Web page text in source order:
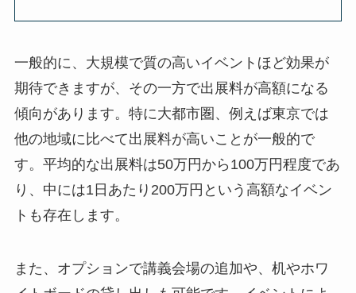
一般的に、大規模で質の高いイベントほど効果が
期待できますが、その一方で出展料が高額になる
傾向があります。特に大都市圏、例えば東京では
他の地域に比べて出展料が高いことが一般的で
す。平均的な出展料は50万円から100万円程度であ
り、中には1日あたり200万円という高額なイベン
トも存在します。
また、オプションで講義会場の追加や、机やホワ